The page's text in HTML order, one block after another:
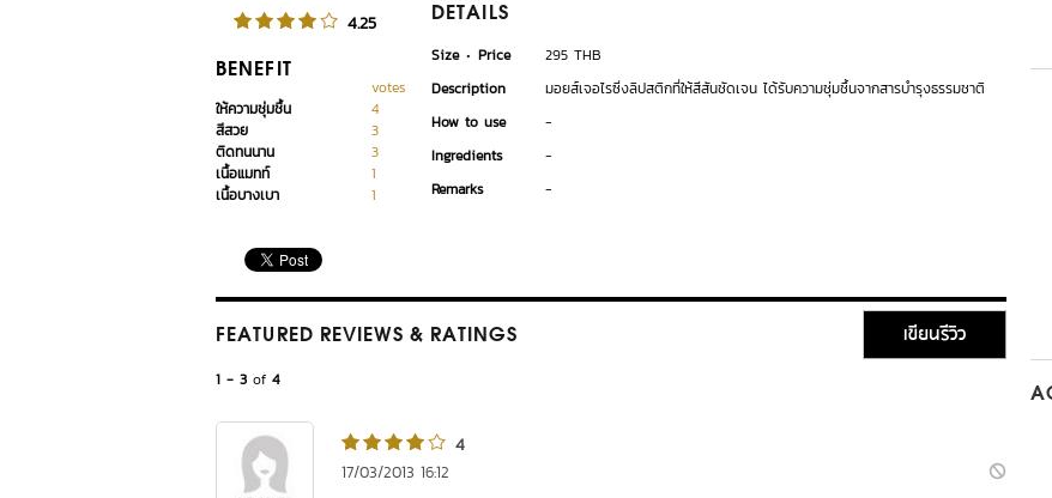
4.25
BENEFIT
votes
ให้ความชุ่มชื้น
4
สีสวย
3
ติดทนนาน
3
เนื้อแมทท์
1
เนื้อบางเบา
1
DETAILS
Size Price
295 THB
Description
มอยส์เจอไรซิ่งลิปสติกที่ให้สีสันชัดเจน ได้รับความชุ่มชื้นจากสารบำรุงธรรมชาติ
How to use
-
Ingredients
-
Remarks
-
FEATURED REVIEWS & RATINGS เขียนรีวิว
1 - 3 of 4
4
17/03/2013 16:12